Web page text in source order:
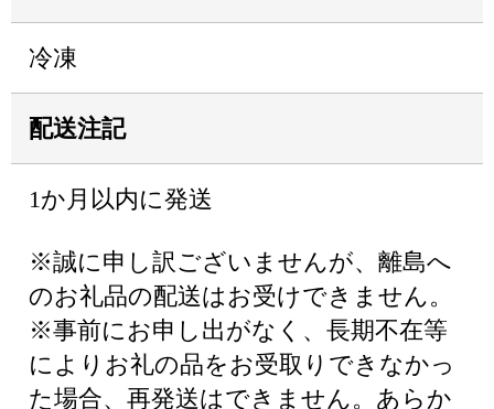
冷凍
配送注記
1か月以内に発送
※誠に申し訳ございませんが、離島へ
のお礼品の配送はお受けできません。
※事前にお申し出がなく、長期不在等
によりお礼の品をお受取りできなかっ
た場合、再発送はできません。あらか